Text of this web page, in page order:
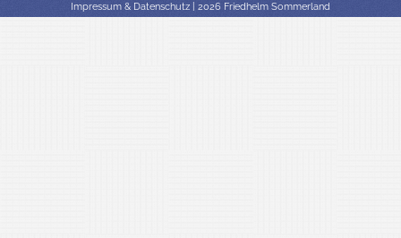
Impressum & Datenschutz | 2026 Friedhelm Sommerland